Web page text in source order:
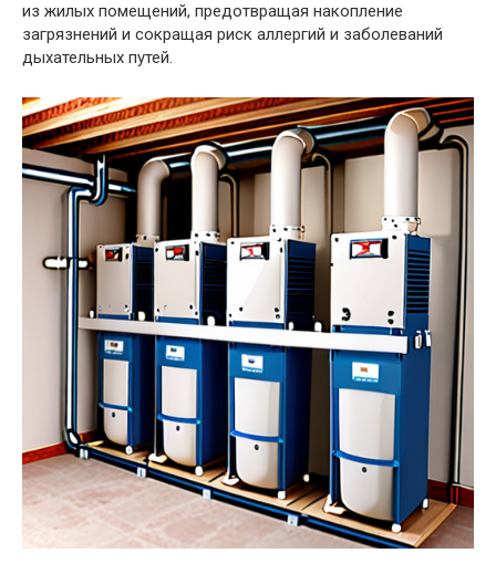
из жилых помещений, предотвращая накопление
загрязнений и сокращая риск аллергий и заболеваний
дыхательных путей.